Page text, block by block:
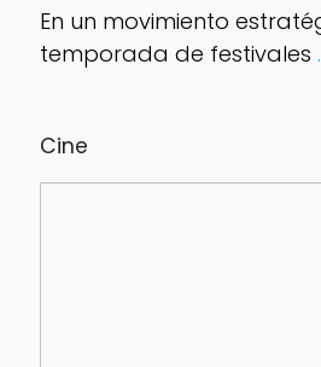
Cine
En un movimiento
temporada de festivales